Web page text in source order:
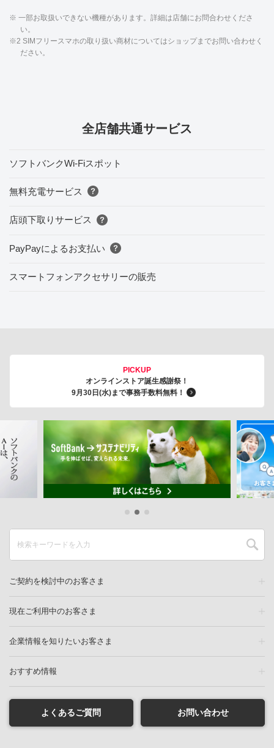
※ 一部お取扱いできない機種があります。詳細は店舗にお問合わせくださ
い。
※2 SIMフリースマホの取り扱い商材についてはショップまでお問い合わせく
ださい。
全店舗共通サービス
ソフトバンクWi-Fiスポット
無料充電サービス
店頭下取りサービス
PayPayによるお支払い
スマートフォンアクセサリーの販売
PICKUP
オンラインストア誕生感謝祭！
9月30日(水)まで事務手数料無料！
ご契約を検討中のお客さま
現在ご利用中のお客さま
企業情報を知りたいお客さま
おすすめ情報
よくあるご質問 お問い合わせ